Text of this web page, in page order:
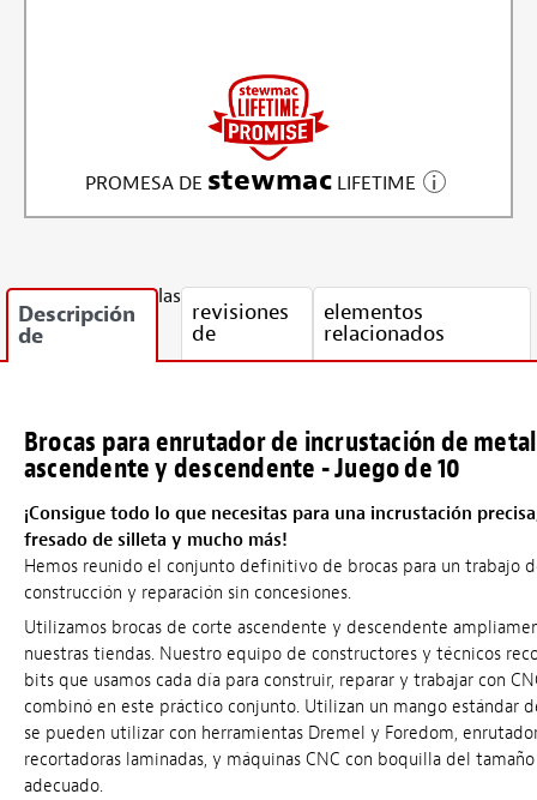
PROMESA DE stewmacLIFETIME
Descripción
de
las
revisiones
de
elementos
relacionados
Brocas para enrutador de incrustación de
ascendente y descendente - Juego de 10
¡Consigue todo lo que necesitas para una incrustación
fresado de silleta y mucho más!
Hemos reunido el conjunto definitivo de brocas para un trabajo
construcción y reparación sin concesiones.
Utilizamos brocas de corte ascendente y descendente
nuestras tiendas. Nuestro equipo de constructores y técnicos
bits que usamos cada día para construir, reparar y trabajar con
combinó en este práctico conjunto. Utilizan un mango estándar
se pueden utilizar con herramientas Dremel y Foredom,
recortadoras laminadas, y máquinas CNC con boquilla del tamaño
adecuado.